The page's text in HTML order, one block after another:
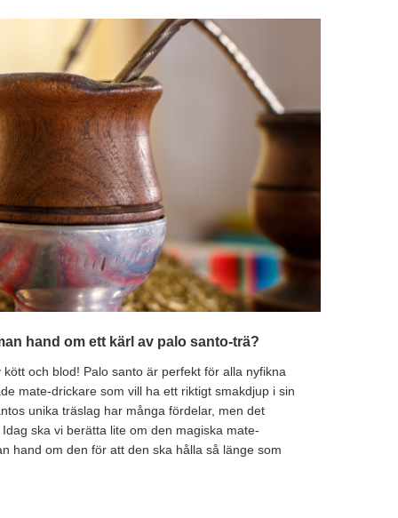
hand om ett kärl av palo santo-trä?
och blod! Palo santo är perfekt för alla nyfikna
mate-drickare som vill ha ett riktigt smakdjup i sin
unika träslag har många fördelar, men det
ska vi berätta lite om den magiska mate-
hand om den för att den ska hålla så länge som